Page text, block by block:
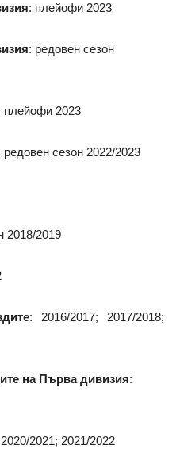
: плейофи 2023
: редовен сезон
плейофи 2023
редовен сезон 2022/2023
2018/2019
: 2016/2017; 2017/2018;
на Първа дивизия:
2021; 2021/2022